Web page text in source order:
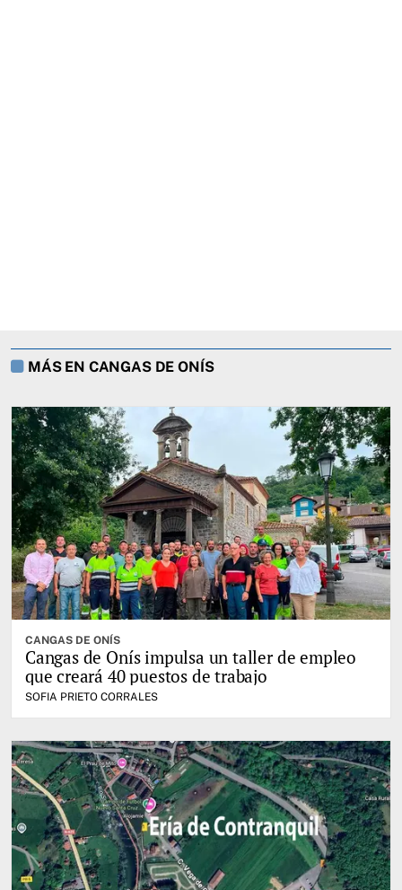
MÁS EN CANGAS DE ONÍS
CANGAS DE ONÍS
Cangas de Onís impulsa un taller de empleo
que creará 40 puestos de trabajo
SOFIA PRIETO CORRALES